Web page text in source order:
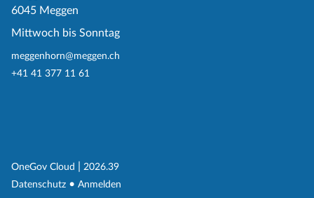
6045 Meggen
Mittwoch bis Sonntag
meggenhorn@meggen.ch
+41 41 377 11 61
OneGov Cloud (External Link)
2026.39
Datenschutz (External Link)
Anmelden